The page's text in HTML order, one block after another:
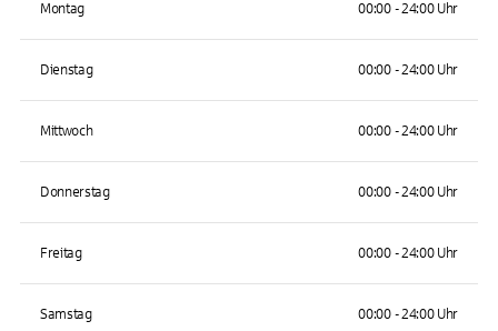
Montag 00:00 - 24:00 Uhr
Dienstag 00:00 - 24:00 Uhr
Mittwoch 00:00 - 24:00 Uhr
Donnerstag 00:00 - 24:00 Uhr
Freitag 00:00 - 24:00 Uhr
Samstag 00:00 - 24:00 Uhr